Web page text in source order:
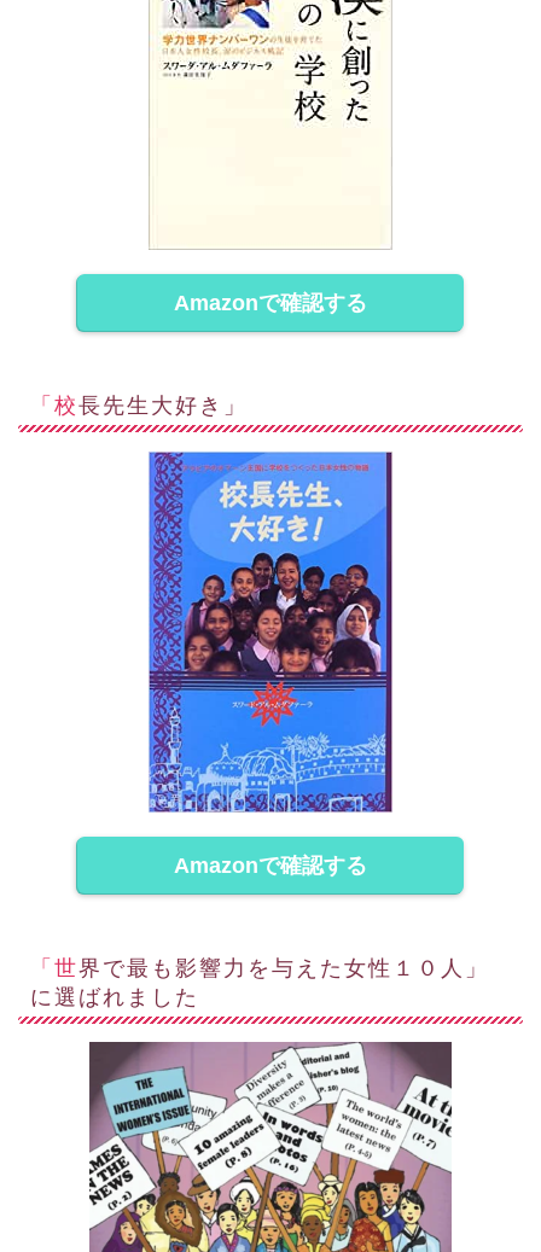
Amazonで確認する
「校長先生大好き」
Amazonで確認する
「世界で最も影響力を与えた女性１０人」
に選ばれました